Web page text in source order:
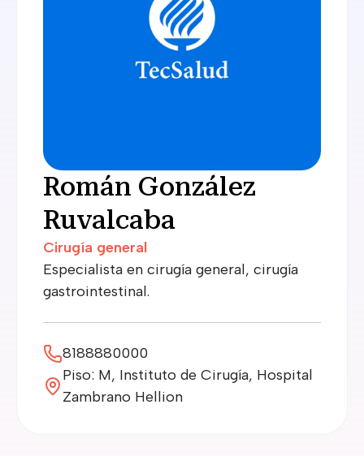
Especialista en cirugía general, cirugía
gastrointestinal.
8188880000
Piso: M, Instituto de Cirugía, Hospital
Zambrano Hellion
Román González
Ruvalcaba
Cirugía general